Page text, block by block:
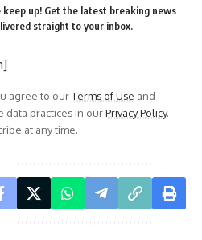
keep up! Get the latest breaking news
straight to your inbox.
agree to ourTerms of Use and
data practices in ourPrivacy Policy.
at any time.